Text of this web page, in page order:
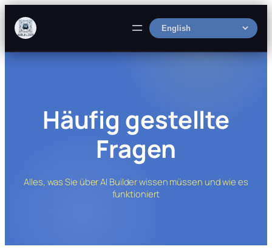
to
content
Select
language
Häufig gestellte
Fragen
Alles, was Sie über AI Builder wissen müssen und wie es
funktioniert